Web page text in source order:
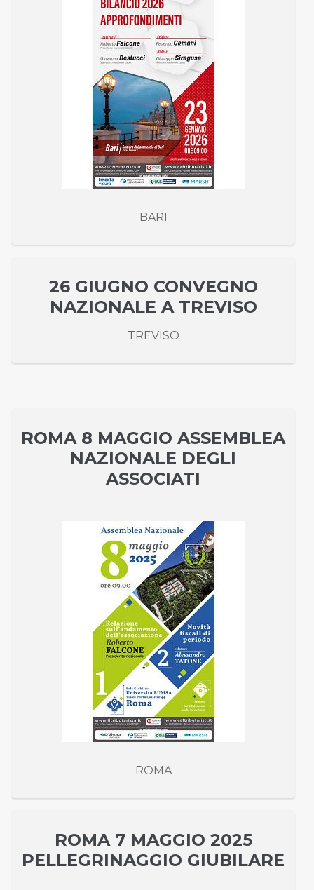
BARI
26 GIUGNO CONVEGNO
NAZIONALE A TREVISO
TREVISO
ROMA 8 MAGGIO ASSEMBLEA
NAZIONALE DEGLI
ASSOCIATI
ROMA
ROMA 7 MAGGIO 2025
PELLEGRINAGGIO GIUBILARE